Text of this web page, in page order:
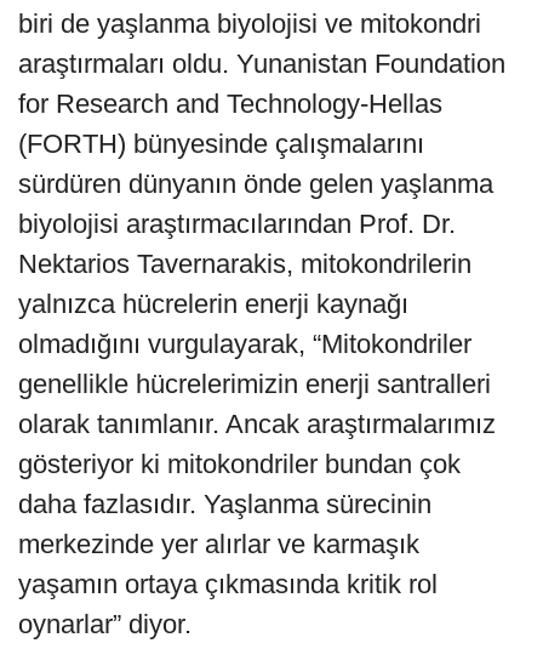
biri de yaşlanma biyolojisi ve mitokondri
araştırmaları oldu. Yunanistan Foundation
for Research and Technology-Hellas
(FORTH) bünyesinde çalışmalarını
sürdüren dünyanın önde gelen yaşlanma
biyolojisi araştırmacılarından Prof. Dr.
Nektarios Tavernarakis, mitokondrilerin
yalnızca hücrelerin enerji kaynağı
olmadığını vurgulayarak, “Mitokondriler
genellikle hücrelerimizin enerji santralleri
olarak tanımlanır. Ancak araştırmalarımız
gösteriyor ki mitokondriler bundan çok
daha fazlasıdır. Yaşlanma sürecinin
merkezinde yer alırlar ve karmaşık
yaşamın ortaya çıkmasında kritik rol
oynarlar” diyor.